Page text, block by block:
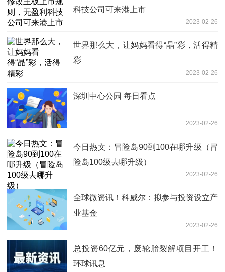
科技公司可来港上市
2023-02-26
世界那么大，让妈妈看得“晶”彩，活得精
彩
2023-02-26
深圳中心公园 每日看点
2023-02-26
今日热文：冒险岛90到100在哪升级（冒
险岛100级去哪升级）
2023-02-26
全球微资讯！科威尔：拟参与投资设立产
业基金
2023-02-26
总投资60亿元，废轮胎裂解项目开工！
环球讯息